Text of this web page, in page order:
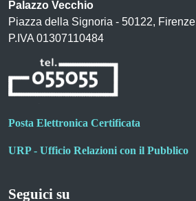
Palazzo Vecchio
Piazza della Signoria - 50122, Firenze
P.IVA 01307110484
Posta Elettronica Certificata
URP - Ufficio Relazioni con il Pubblico
Seguici su